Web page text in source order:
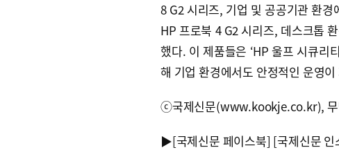
8 G2 시리즈, 기업 및 공공기관 환
HP 프로북 4 G2 시리즈, 데스크톱
했다. 이 제품들은 ‘HP 울프 시큐
해 기업 환경에서도 안정적인 운영
ⓒ국제신문(www.kookje.co.kr), 무
▶[국제신문 페이스북] [국제신문 인